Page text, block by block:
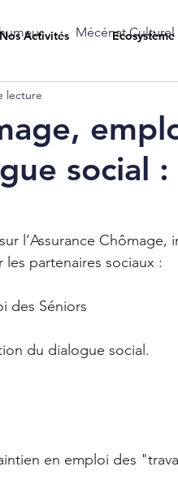
Nos Activités Ecosystème
Mécénat Culturel
social
lecture
l’Assurance
partenaires sociaux :
des Séniors
du dialogue social.
en emploi des